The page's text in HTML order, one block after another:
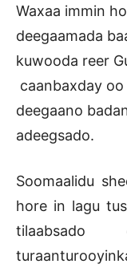
Waxaa immin
deegaamada
kuwooda reer
caanbaxday
deegaano
adeegsado.
Soomaalidu
hore in lagu
tilaabsado